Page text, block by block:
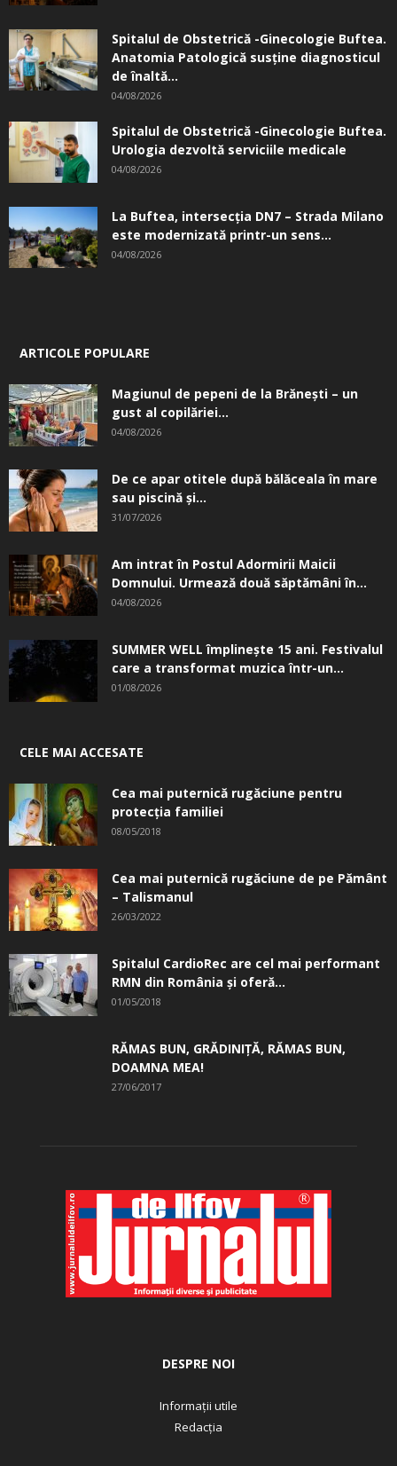
Spitalul de Obstetrică -Ginecologie Buftea.
Anatomia Patologică susţine diagnosticul
de înaltă...
04/08/2026
Spitalul de Obstetrică -Ginecologie Buftea.
Urologia dezvoltă serviciile medicale
04/08/2026
La Buftea, intersecţia DN7 – Strada Milano
este modernizată printr-un sens...
04/08/2026
ARTICOLE POPULARE
Magiunul de pepeni de la Brăneşti – un
gust al copilăriei...
04/08/2026
De ce apar otitele după bălăceala în mare
sau piscină și...
31/07/2026
Am intrat în Postul Adormirii Maicii
Domnului. Urmează două săptămâni în...
04/08/2026
SUMMER WELL împlinește 15 ani. Festivalul
care a transformat muzica într-un...
01/08/2026
CELE MAI ACCESATE
Cea mai puternică rugăciune pentru
protecția familiei
08/05/2018
Cea mai puternică rugăciune de pe Pământ
– Talismanul
26/03/2022
Spitalul CardioRec are cel mai performant
RMN din România și oferă...
01/05/2018
RĂMAS BUN, GRĂDINIŢĂ, ­RĂMAS BUN,
DOAMNA MEA!
27/06/2017
DESPRE NOI
Informații utile
Redacția